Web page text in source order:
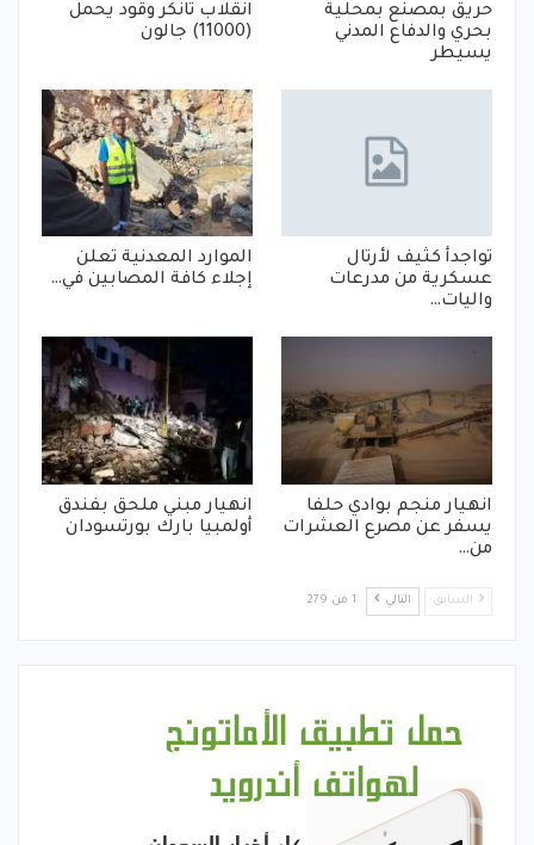
حريق بمصنع بمحلية
بحري والدفاع المدني
يسيطر
انقلاب تانكر وقود يحمل
(11000) جالون
تواجدأ كثيف لأرتال
عسكرية من مدرعات
واليات…
الموارد المعدنية تعلن
إجلاء كافة المصابين في…
انهيار منجم بوادي حلفا
يسفر عن مصرع العشرات
من…
انهيار مبني ملحق بفندق
أولمبيا بارك بورتسودان
السابق التالي 1 من 279